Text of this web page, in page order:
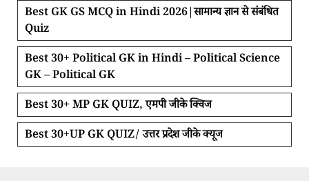
Best GK GS MCQ in Hindi 2026|सामान्य ज्ञान से संबंधित
Quiz
Best 30+ Political GK in Hindi – Political Science
GK – Political GK
Best 30+ MP GK QUIZ, एमपी जीके क्विज
Best 30+UP GK QUIZ/ उत्तर प्रदेश जीके क्यूज